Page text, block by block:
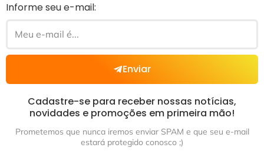
Informe seu e-mail:
Enviar
Cadastre-se para receber nossas notícias,
novidades e promoções em primeira mão!
Prometemos que nunca iremos enviar SPAM e que seu e-mail
estará protegido conosco ;)